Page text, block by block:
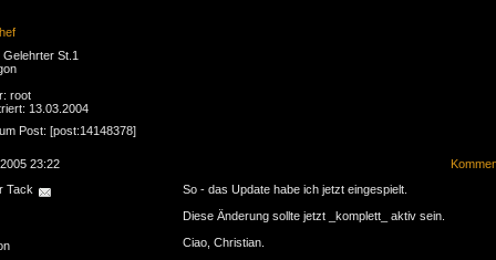
St.1
root
13.03.2004
Post: [post:14148378]
23:22
Tack
So - das Update habe ich jetzt eingespielt.
Diese Änderung sollte jetzt _komplett_ aktiv sein.
Ciao, Christian.